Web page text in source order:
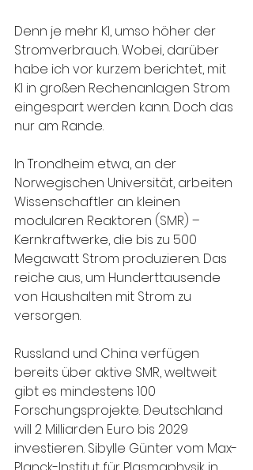
Denn je mehr KI, umso höher der
Stromverbrauch. Wobei, darüber
habe ich vor kurzem berichtet, mit
KI in großen Rechenanlagen Strom
eingespart werden kann. Doch das
nur am Rande.
In Trondheim etwa, an der
Norwegischen Universität, arbeiten
Wissenschaftler an kleinen
modularen Reaktoren (SMR) –
Kernkraftwerke, die bis zu 500
Megawatt Strom produzieren. Das
reiche aus, um Hunderttausende
von Haushalten mit Strom zu
versorgen.
Russland und China verfügen
bereits über aktive SMR, weltweit
gibt es mindestens 100
Forschungsprojekte. Deutschland
will 2 Milliarden Euro bis 2029
investieren. Sibylle Günter vom Max-